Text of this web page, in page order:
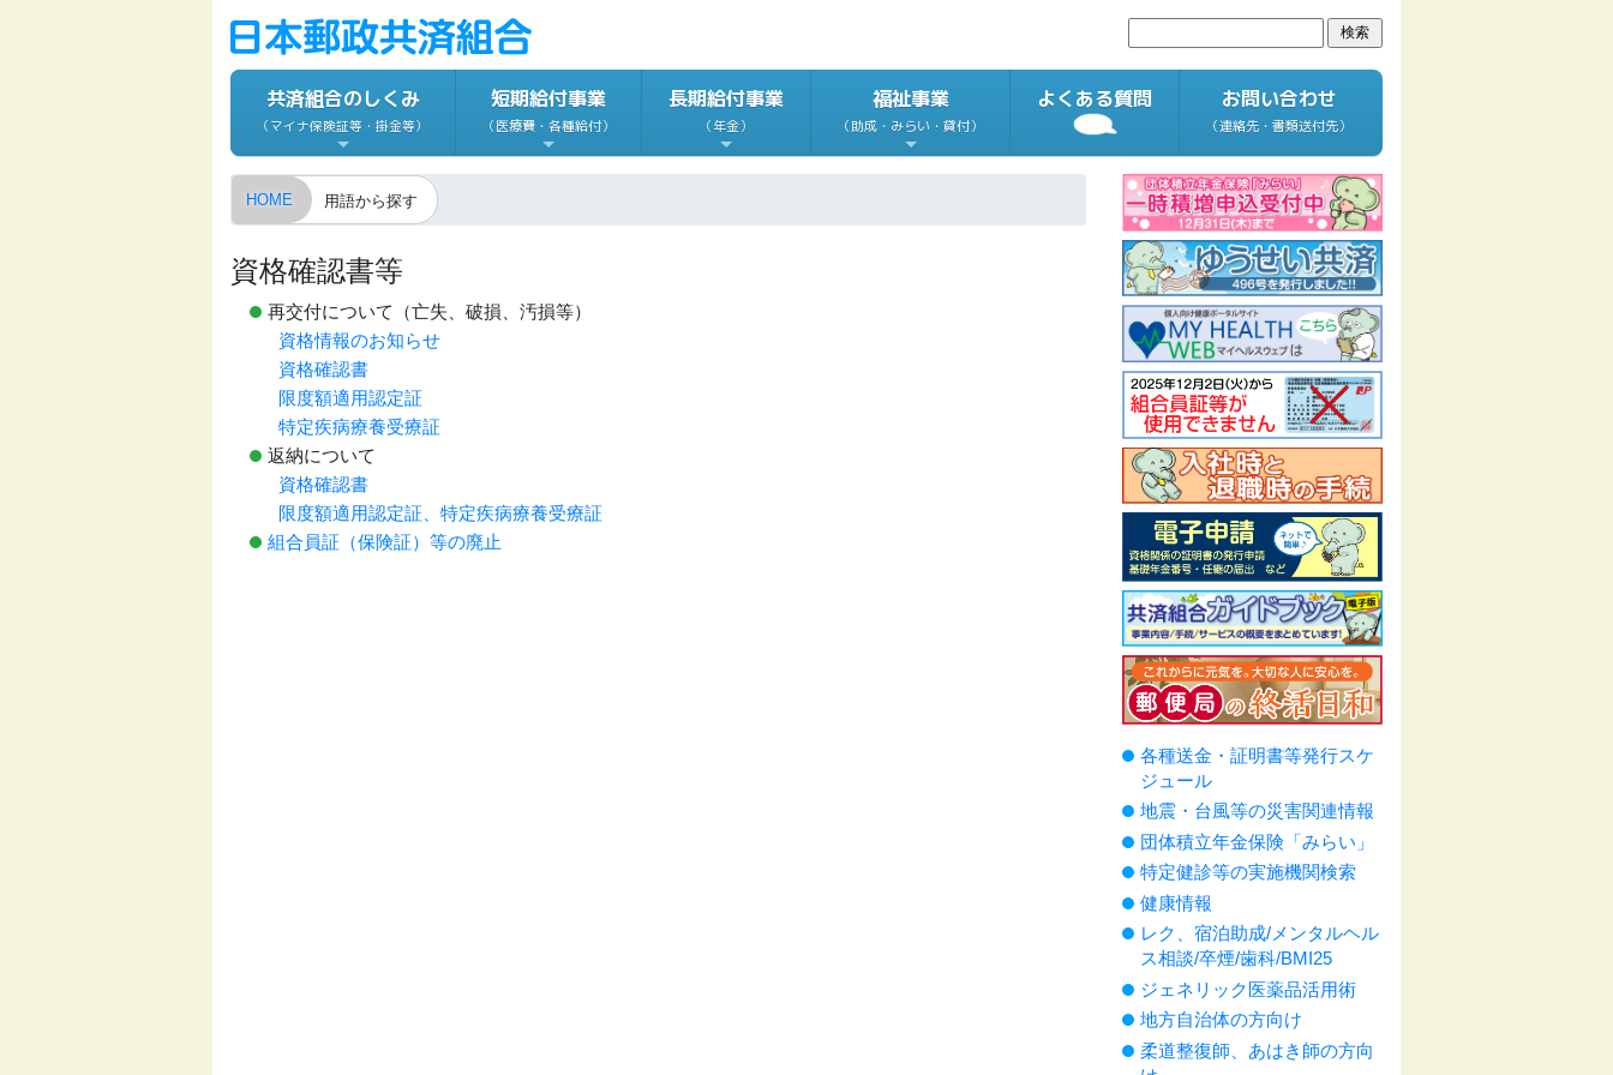
共済組合のしくみ
（マイナ保険証等・掛金等）
短期給付事業
（医療費・各種給付）
長期給付事業
（年金）
福祉事業
（助成・みらい・貸付）
よくある質問 お問い合わせ
（連絡先・書類送付先）
HOME 用語から探す
資格確認書等
再交付について（亡失、破損、汚損等）
資格情報のお知らせ
資格確認書
限度額適用認定証
特定疾病療養受療証
返納について
資格確認書
限度額適用認定証、特定疾病療養受療証
組合員証（保険証）等の廃止
各種送金・証明書等発行スケ
ジュール
地震・台風等の災害関連情報
団体積立年金保険「みらい」
特定健診等の実施機関検索
健康情報
レク、宿泊助成/メンタルヘル
ス相談/卒煙/歯科/BMI25
ジェネリック医薬品活用術
地方自治体の方向け
柔道整復師、あはき師の方向